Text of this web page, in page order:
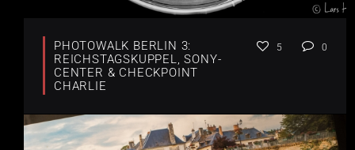
PHOTOWALK BERLIN 3:
REICHSTAGSKUPPEL, SONY-
CENTER & CHECKPOINT
CHARLIE
5 0